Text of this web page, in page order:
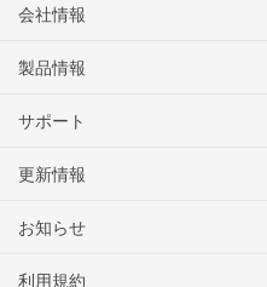
会社情報
製品情報
サポート
更新情報
お知らせ
利用規約